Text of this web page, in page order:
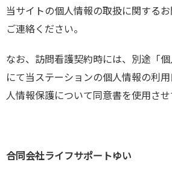
当サイトの個人情報の取扱に関する
ご連絡ください。
なお、訪問看護契約時には、別途「個
にて当ステーションの個人情報の利
人情報保護について同意書を使用させ
合同会社ライフサポートゆい